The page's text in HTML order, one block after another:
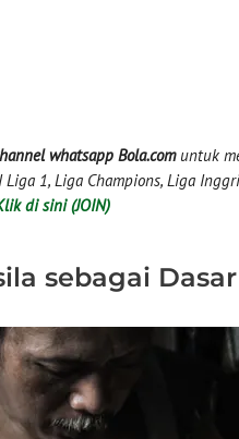
whatsapp Bola.comuntuk
Liga 1, Liga Champions, Liga
di sini (JOIN)
sebagai